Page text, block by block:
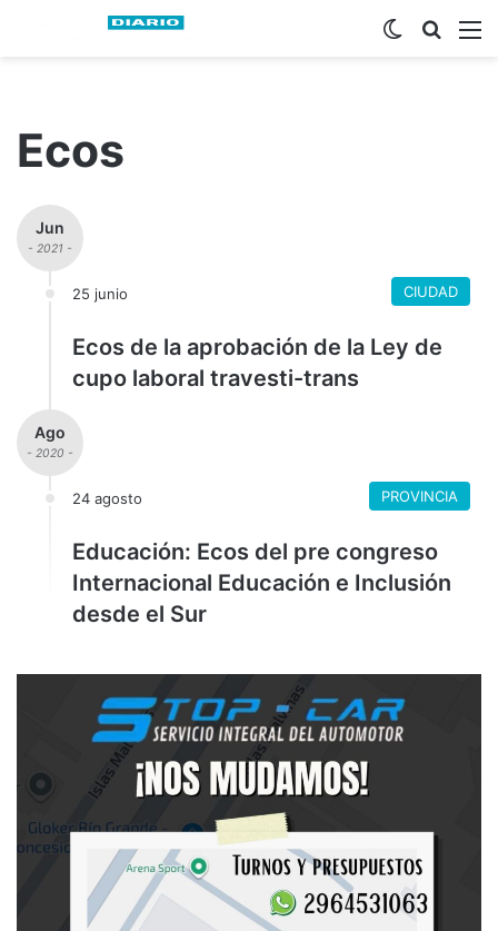
Buscar
Switch skin
Ecos
Jun
- 2021 -
25 junio CIUDAD
Ecos de la aprobación de la Ley de
cupo laboral travesti-trans
Ago
- 2020 -
24 agosto PROVINCIA
Educación: Ecos del pre congreso
Internacional Educación e Inclusión
desde el Sur